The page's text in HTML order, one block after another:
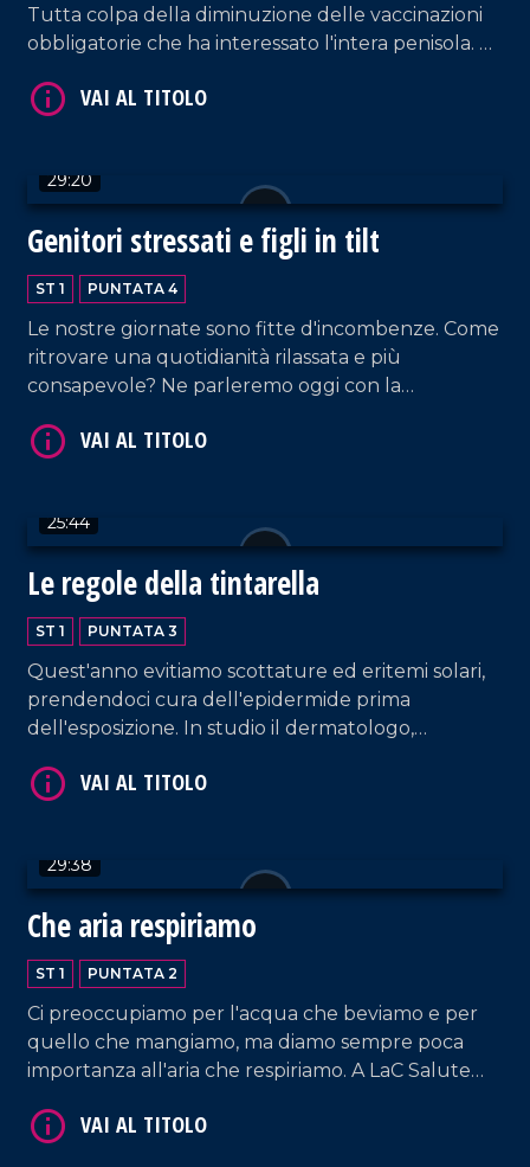
Tutta colpa della diminuzione delle vaccinazioni
obbligatorie che ha interessato l'intera penisola. A
servizio vaccinazioni di Vibo Valentia.
29:20
Genitori stressati e figli in tilt
ST 1 PUNTATA 4
Le nostre giornate sono fitte d'incombenze. Come
ritrovare una quotidianità rilassata e più
consapevole? Ne parleremo oggi con la
25:44
Le regole della tintarella
ST 1 PUNTATA 3
Quest'anno evitiamo scottature ed eritemi solari,
prendendoci cura dell'epidermide prima
dell'esposizione. In studio il dermatologo,
29:38
Che aria respiriamo
ST 1 PUNTATA 2
Ci preoccupiamo per l'acqua che beviamo e per
quello che mangiamo, ma diamo sempre poca
importanza all'aria che respiriamo. A LaC Salute